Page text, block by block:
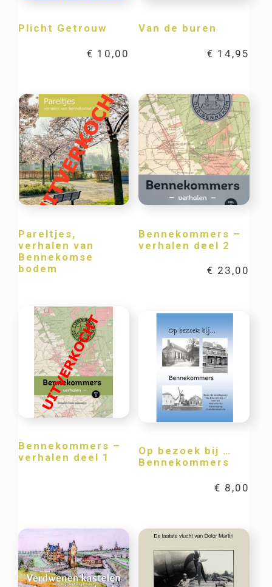
Plicht Getrouw
€ 10,00
Van de buren
€ 14,95
Pareltjes,
verhalen van
Bennekomse
bodem
Bennekommers –
verhalen deel 2
€ 23,00
Bennekommers –
verhalen deel 1
Op bezoek bij …
Bennekommers
€ 8,00